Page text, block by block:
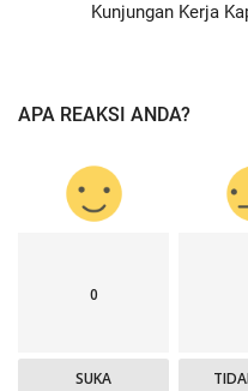
Kunjungan Kerja
APA REAKSI ANDA?
0
SUKA